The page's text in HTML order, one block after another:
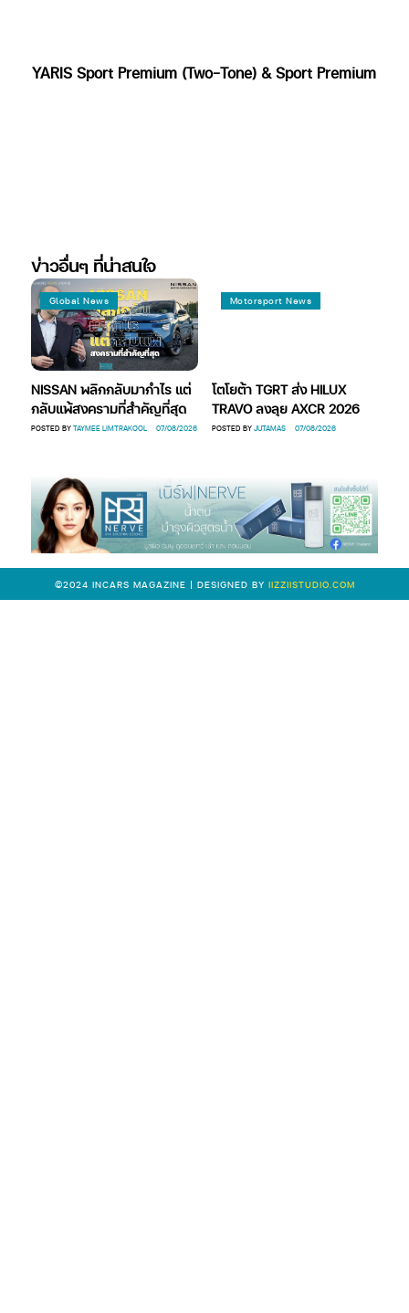
YARIS Sport Premium (Two-Tone) & Sport Premium
ข่าวอื่นๆ ที่น่าสนใจ
Global News
NISSAN พลิกกลับมากำไร แต่
กลับแพ้สงครามที่สำคัญที่สุด
POSTED BYTAYMEE LIMTRAKOOL 07/08/2026
Motorsport News
โตโยต้า TGRT ส่ง HILUX
TRAVO ลงลุย AXCR 2026
POSTED BYJUTAMAS 07/08/2026
©2024 INCARS MAGAZINE | DESIGNED BY IIZZIISTUDIO.COM